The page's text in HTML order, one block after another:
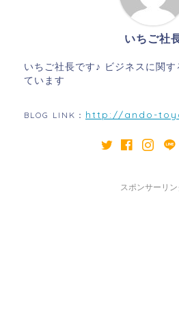
いちご社
いちご社長です♪ ビジネスに関
ています
BLOG LINK： http://ando-
スポンサーリン